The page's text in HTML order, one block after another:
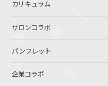
カリキュラム
サロンコラボ
パンフレット
企業コラボ